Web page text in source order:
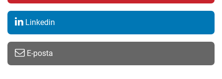
Linkedin
E-posta